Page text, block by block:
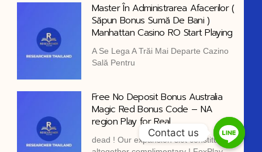
Master În Administrarea Afacerilor (
Săpun Bonus Sumă De Bani )
Manhattan Casino RO Start Playing
A Se Lega A Trăi Mai Departe Cazino
Sală Pentru
Free No Deposit Bonus Australia
Magic Red Bonus Code – NA
region Play for Real
dead ! Our expansion slot constitute
Contact us